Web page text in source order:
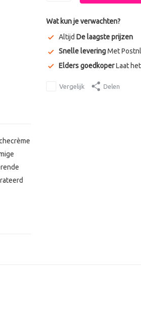
Wat kun je verwachten?
Altijd De laagste prijzen
Snelle leveringMet Postnl
Elders goedkoperLaat
Vergelijk Delen